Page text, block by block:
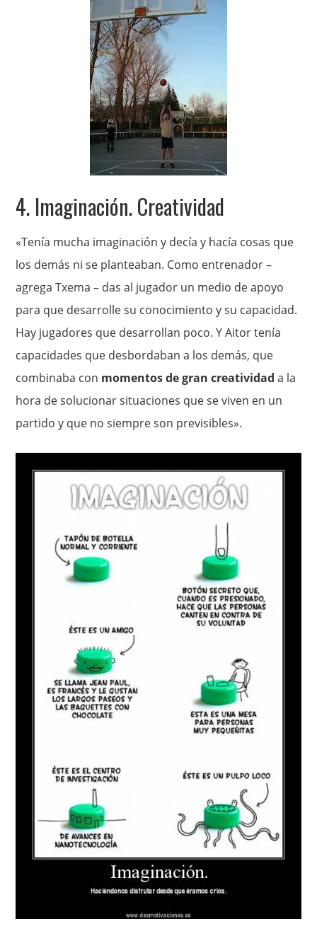
4. Imaginación. Creatividad
«Tenía mucha imaginación y decía y hacía cosas que
los demás ni se planteaban. Como entrenador –
agrega Txema – das al jugador un medio de apoyo
para que desarrolle su conocimiento y su capacidad.
Hay jugadores que desarrollan poco. Y Aitor tenía
capacidades que desbordaban a los demás, que
combinaba con momentos de gran creatividada la
hora de solucionar situaciones que se viven en un
partido y que no siempre son previsibles».